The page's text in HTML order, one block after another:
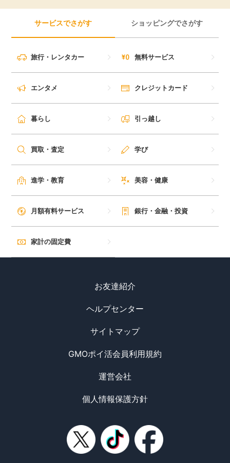
サービスでさがす ショッピングでさがす
旅行・レンタカー 無料サービス
エンタメ クレジットカード
暮らし 引っ越し
買取・査定 学び
進学・教育 美容・健康
月額有料サービス 銀行・金融・投資
家計の固定費
お友達紹介
ヘルプセンター
サイトマップ
GMOポイ活会員利用規約
運営会社
個人情報保護方針